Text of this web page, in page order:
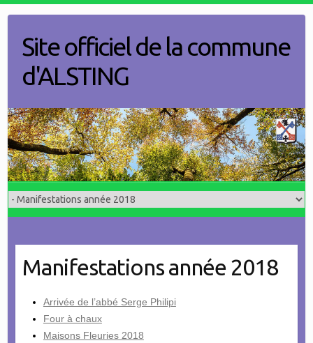
contentSite officiel de la commune
d'ALSTING
Manifestations année 2018
Arrivée de l’abbé Serge Philipi
Four à chaux
Maisons Fleuries 2018